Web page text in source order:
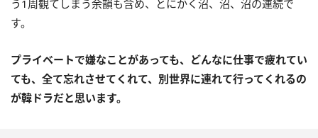
う1周観てしまう余韻も含め、とにかく沼、沼、沼の連続で
す。
プライベートで嫌なことがあっても、どんなに仕事で疲れてい
ても、全て忘れさせてくれて、別世界に連れて行ってくれるの
が韓ドラだと思います。